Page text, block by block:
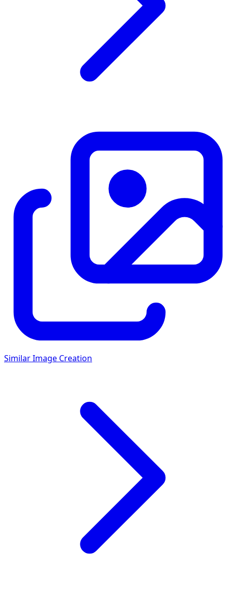
Similar Image Creation